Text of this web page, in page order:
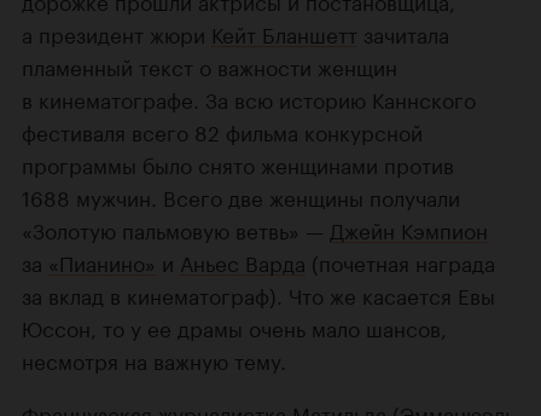
а президент жюри Кейт Бланшетт зачитала
пламенный текст о важности женщин
в кинематографе. За всю историю Каннского
фестиваля всего 82 фильма конкурсной
программы было снято женщинами против
1688 мужчин. Всего две женщины получали
«Золотую пальмовую ветвь» — Джейн Кэмпион
за «Пианино» и Аньес Варда (почетная награда
за вклад в кинематограф). Что же касается Евы
Юссон, то у ее драмы очень мало шансов,
несмотря на важную тему.